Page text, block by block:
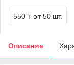
550 ₸ от 50 шт.
Описание